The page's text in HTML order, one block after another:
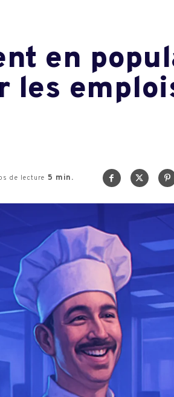
en
les
de lecture 5 min.